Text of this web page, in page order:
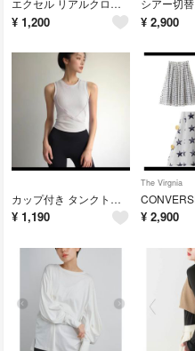
エクセル リアルクローズシャドウ イエベ秋 3個セット
¥ 1,200 ¥ 2,900
カップ付き タンクトップ ピラティスウェア
¥ 1,190
The Virgnia
¥ 2,900